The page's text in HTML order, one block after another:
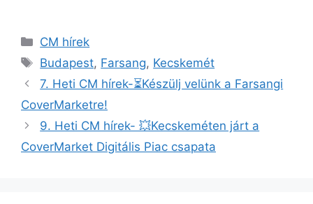
CM hírek
Budapest, Farsang, Kecskemét
7. Heti CM hírek-⏳Készülj velünk a Farsangi
CoverMarketre!
9. Heti CM hírek- 💥Kecskeméten járt a
CoverMarket Digitális Piac csapata